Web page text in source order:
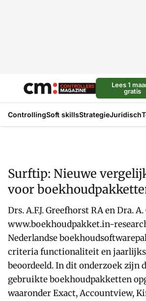
Lees 1
gratis
ControllingSoft skillsStrategieJuridisch
Surftip: Nieuwe
voor
Drs. A.F.J. Greefhorst RA en Dra.
www.boekhoudpakket.in-
Nederlandse
criteria functionaliteit en
beoordeeld. In dit onderzoek zijn
gebruikte boekhoudpakketten
waaronder Exact, Accountview,